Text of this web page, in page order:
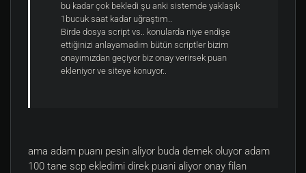
bu kadar çok bekledi şu anki sistemde yaklaşık
1bucuk saat kadar uğraştım..
Birde dosya script vs.. konularda niye endişe
ettiğinizi anlayamadım bütün scriptler bizim
onayımızdan geçiyor biz onay verirsek puan
ekleniyor ve siteye konuyor..
ama adam puanı pesin aliyor buda demek oluyor adam
100 tane scp ekledimi direk puani aliyor onay filan